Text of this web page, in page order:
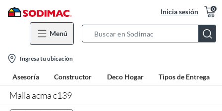
Inicia sesión 0
Menú
Bar
location-
icon
Ingresa tu ubicación
Asesoría Constructor Deco Hogar Tipos de Entrega
Malla acma c139